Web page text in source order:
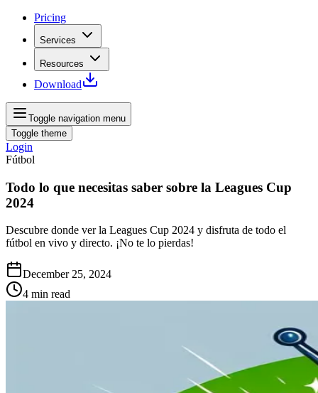
Pricing
Services
Resources
Download
Toggle navigation menu
Toggle theme
Login
Fútbol
Todo lo que necesitas saber sobre la Leagues Cup
2024
Descubre donde ver la Leagues Cup 2024 y disfruta de todo el
fútbol en vivo y directo. ¡No te lo pierdas!
December 25, 2024
4 min read